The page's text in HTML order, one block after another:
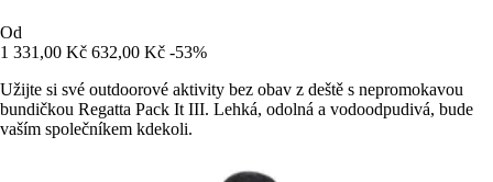
Od
1 331,00 Kč 632,00 Kč -53%
Užijte si své outdoorové aktivity bez obav z deště s nepromokavou
bundičkou Regatta Pack It III. Lehká, odolná a vodoodpudivá, bude
vaším společníkem kdekoli.